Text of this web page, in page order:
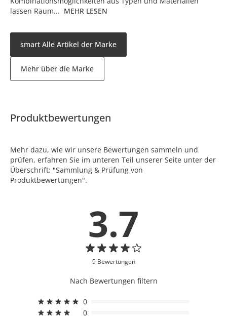
lassen Raum... MEHR LESEN
smart Alle Artikel der Marke
Mehr über die Marke
Produktbewertungen
Mehr dazu, wie wir unsere Bewertungen sammeln und
prüfen, erfahren Sie im unteren Teil unserer Seite unter der
Überschrift: "Sammlung & Prüfung von
Produktbewertungen".
3.7
9 Bewertungen
Nach Bewertungen filtern
0
0